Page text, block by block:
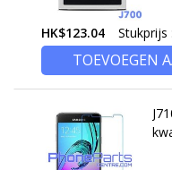
HK$123.04 Stukprijs
TOEVOEGEN